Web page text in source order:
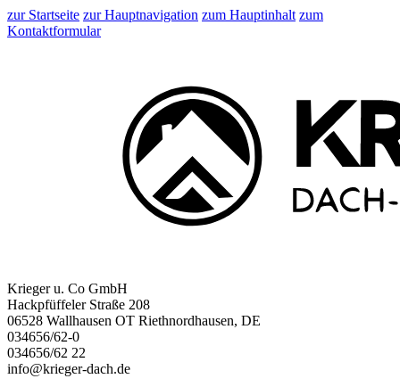
zur Startseite zur Hauptnavigation zum Hauptinhalt zum
Kontaktformular
Krieger u. Co GmbH
Hackpfüffeler Straße 208
06528 Wallhausen OT Riethnordhausen, DE
034656/62-0
034656/62 22
info@krieger-dach.de